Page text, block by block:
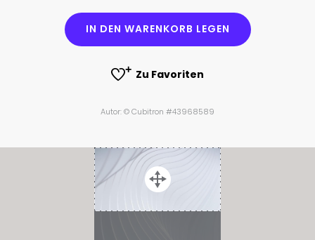
IN DEN WARENKORB LEGEN
Zu Favoriten
Autor: © Cubitron #43968589